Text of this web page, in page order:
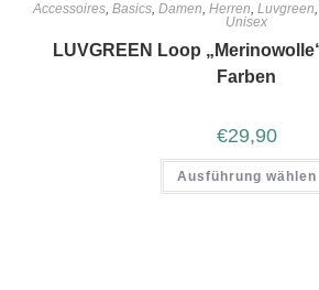
Accessoires, Basics, Damen, Herren, Luvgreen,
Unisex
LUVGREEN Loop
Farben
€29,90
Ausführung wählen